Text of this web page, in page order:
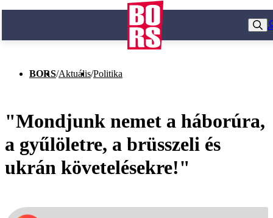
BORS/Aktuális/Politika
"Mondjunk nemet a háborúra,
a gyűlöletre, a brüsszeli és
ukrán követelésekre!"